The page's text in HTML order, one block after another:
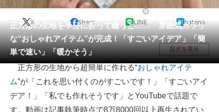
リサーチ
会員記事
メディア
注目記事を集めた総合ページ
ITの今と未来を見通す
スマホと通信の最新トレンド
正方形の生地を半分に折って縫うと…… 雰囲気ガラリ
な“おしゃれアイテム”が完成！「すごいアイデア」「簡
単で速い」「暖かそう」
X Share LINE hatena
目次を表示
正方形の生地から超簡単に作れる“おしゃれアイテ
ム”が「これを思い付くのがすごいです！」「すごいアイ
デア！」「私でも作れそうです」とYouTubeで話題で
す。動画は記事執筆時点で8万8000回以上再生されてい